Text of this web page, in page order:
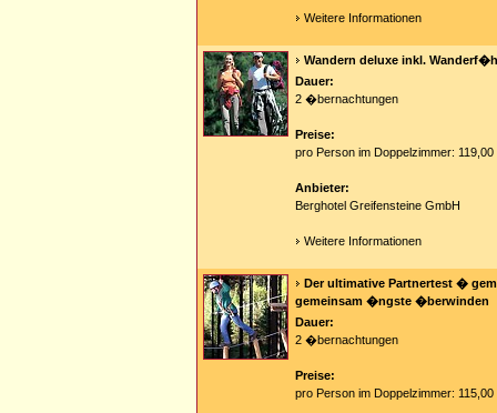
Weitere Informationen
Wandern deluxe inkl.
Dauer:
2 �bernachtungen
Preise:
pro Person im Doppelzimmer: 119,00
Anbieter:
Berghotel Greifensteine GmbH
Weitere Informationen
Der ultimative Partnertest �
gemeinsam �ngste �berwinden
Dauer:
2 �bernachtungen
Preise:
pro Person im Doppelzimmer: 115,00